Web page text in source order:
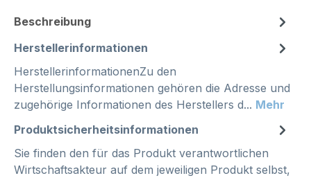
Beschreibung
Herstellerinformationen
HerstellerinformationenZu den
Herstellungsinformationen gehören die Adresse und
zugehörige Informationen des Herstellers d... Mehr
Produktsicherheitsinformationen
Sie finden den für das Produkt verantwortlichen
Wirtschaftsakteur auf dem jeweiligen Produkt selbst,